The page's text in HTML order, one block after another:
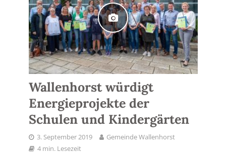
Wallenhorst würdigt
Energieprojekte der
Schulen und Kindergärten
3. September 2019
Gemeinde Wallenhorst
4 min. Lesezeit